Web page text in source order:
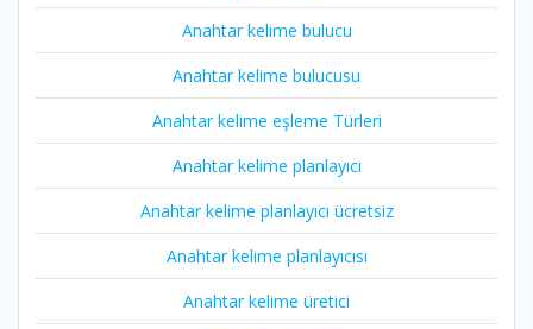
Anahtar kelime bulucu
Anahtar kelime bulucusu
Anahtar kelime eşleme Türleri
Anahtar kelime planlayıcı
Anahtar kelime planlayıcı ücretsiz
Anahtar kelime planlayıcısı
Anahtar kelime üretici